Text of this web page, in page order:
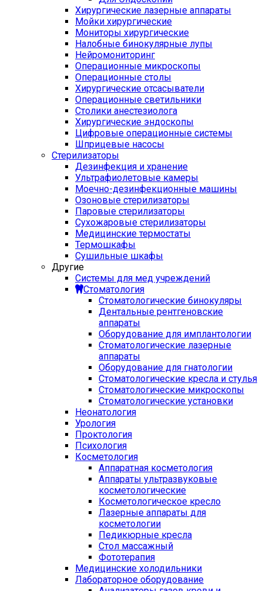
Хирургические лазерные аппараты
Мойки хирургические
Мониторы хирургические
Налобные бинокулярные лупы
Нейромониторинг
Операционные микроскопы
Операционные столы
Хирургические отсасыватели
Операционные светильники
Столики анестезиолога
Хирургические эндоскопы
Цифровые операционные системы
Шприцевые насосы
Стерилизаторы
Дезинфекция и хранение
Ультрафиолетовые камеры
Моечно-дезинфекционные машины
Озоновые стерилизаторы
Паровые стерилизаторы
Сухожаровые стерилизаторы
Медицинские термостаты
Термошкафы
Сушильные шкафы
Другие
Системы для мед учреждений
Стоматология
Стоматологические бинокуляры
Дентальные рентгеновские
аппараты
Оборудование для имплантологии
Стоматологические лазерные
аппараты
Оборудование для гнатологии
Стоматологические кресла и стулья
Стоматологические микроскопы
Стоматологические установки
Неонатология
Урология
Проктология
Психология
Косметология
Аппаратная косметология
Аппараты ультразвуковые
косметологические
Косметологическое кресло
Лазерные аппараты для
косметологии
Педикюрные кресла
Стол массажный
Фототерапия
Медицинские холодильники
Лабораторное оборудование